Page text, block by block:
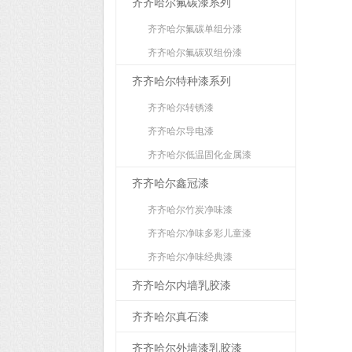
齐齐哈尔氟碳单组分漆
齐齐哈尔氟碳双组份漆
齐齐哈尔特种漆系列
齐齐哈尔转锈漆
齐齐哈尔导电漆
齐齐哈尔低温固化金属漆
齐齐哈尔鑫冠漆
齐齐哈尔竹炭净味漆
齐齐哈尔净味多彩儿童漆
齐齐哈尔净味经典漆
齐齐哈尔内墙乳胶漆
齐齐哈尔真石漆
齐齐哈尔外墙漆乳胶漆